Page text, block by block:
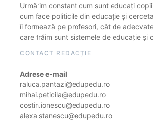
Urmărim constant cum sunt educați
cum face politicile din educație și
îi formează pe profesori, cât de
care trăim sunt sistemele de educație și
CONTACT REDACȚIE
Adrese e-mail
raluca.pantazi@edupedu.ro
mihai.peticila@edupedu.ro
costin.ionescu@edupedu.ro
alexa.stanescu@edupedu.ro